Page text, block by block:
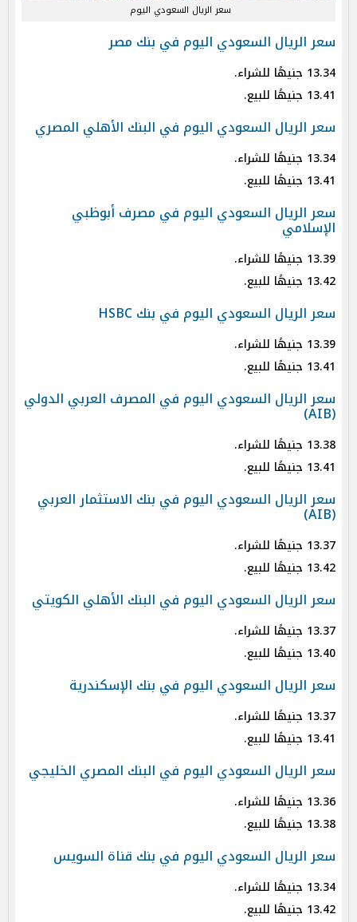
سعر الريال السعودي اليوم
سعر الريال السعودي اليوم في بنك مصر
13.34 جنيهًا للشراء.
13.41 جنيهًا للبيع.
سعر الريال السعودي اليوم في البنك الأهلي المصري
13.34 جنيهًا للشراء.
13.41 جنيهًا للبيع.
سعر الريال السعودي اليوم في مصرف أبوظبي
الإسلامي
13.39 جنيهًا للشراء.
13.42 جنيهًا للبيع.
سعر الريال السعودي اليوم في بنك HSBC
13.39 جنيهًا للشراء.
13.41 جنيهًا للبيع.
سعر الريال السعودي اليوم في المصرف العربي الدولي
(AIB)
13.38 جنيهًا للشراء.
13.41 جنيهًا للبيع.
سعر الريال السعودي اليوم في بنك الاستثمار العربي
(AIB)
13.37 جنيهًا للشراء.
13.42 جنيهًا للبيع.
سعر الريال السعودي اليوم في البنك الأهلي الكويتي
13.37 جنيهًا للشراء.
13.40 جنيهًا للبيع.
سعر الريال السعودي اليوم في بنك الإسكندرية
13.37 جنيهًا للشراء.
13.41 جنيهًا للبيع.
سعر الريال السعودي اليوم في البنك المصري الخليجي
13.36 جنيهًا للشراء.
13.38 جنيهًا للبيع.
سعر الريال السعودي اليوم في بنك قناة السويس
13.34 جنيهًا للشراء.
13.42 جنيهًا للبيع.